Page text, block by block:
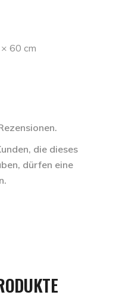
60 cm
die dieses
dürfen eine